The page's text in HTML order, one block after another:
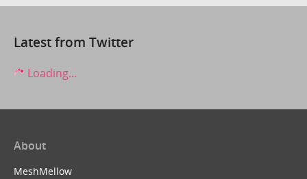
Latest from Twitter
Loading...
About
MeshMellow